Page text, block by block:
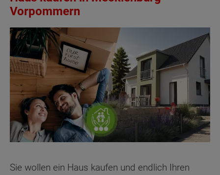
Vorpommern
Sie wollen ein Haus kaufen und endlich Ihren